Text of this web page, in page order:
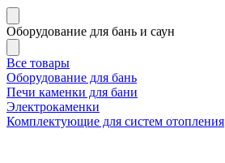
Оборудование для бань и саун
Все товары
Оборудование для бань
Печи каменки для бани
Электрокаменки
Комплектующие для систем отопления